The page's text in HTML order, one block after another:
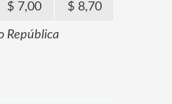
7,00 8,70
República